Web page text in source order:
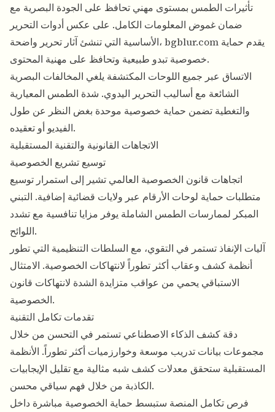
تأثيرات الطمس بمستوى مهني تحافظ على الجودة البصرية مع
ضمان غموض المعلومات الكامل. على عكس أدوات التحرير
الأساسية التي تنشئ آثار تحرير واضحة، bgblur.com يقدم حماية
خصوصية تبدو طبيعية وتحافظ على مهنية المحتوى.
الاتساق عبر جميع اللوحات المكتشفة يلغي المخالفات البصرية
الشائعة مع أساليب التحرير اليدوي. شدة الطمس المعيارية
والتغطية تضمن حماية خصوصية موحدة بغض النظر عن طول
الفيديو أو تعقيده.
الاتجاهات القانونية والتقنية المستقبلية
توسيع تشريع الخصوصية
اتجاهات قانون الخصوصية العالمي تشير إلى استمرار توسيع
متطلبات حماية لوحات الأرقام عبر ولايات قضائية إضافية. التبني
المبكر لممارسات الطمس الشاملة يوفر مزايا تنافسية مع تشدد
اللوائح.
آليات الإنفاذ تستمر في التقوي، مع السلطات التنظيمية التي تطور
أنظمة كشف وعقاب أكثر تطوراً لانتهاكات الخصوصية. الامتثال
الاستباقي يحمي من عواقب متزايدة الشدة لانتهاكات قانون
الخصوصية.
تقدمات تكامل التقنية
دقة كشف الذكاء الاصطناعي تستمر في التحسن من خلال
مجموعات بيانات تدريب موسعة وخوارزميات أكثر تطوراً. الأنظمة
المستقبلية ستحقق معدلات كشف شبه مثالية مع تقليل الإيجابيات
الكاذبة من خلال فهم سياقي محسن.
فرص تكامل المنصة ستبسط حماية الخصوصية مباشرة داخل